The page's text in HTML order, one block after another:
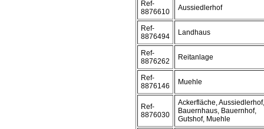
Ref-
8876610
Aussiedlerhof
Ref-
8876494
Landhaus
Ref-
8876262
Reitanlage
Ref-
8876146
Muehle
Ref-
8876030
Ackerfläche, Aussiedlerhof,
Bauernhaus, Bauernhof,
Gutshof, Muehle